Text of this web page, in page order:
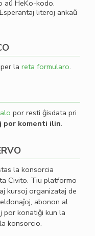
aŭ HeKo-kodo.
literoj ankaŭ
la reta formularo.
por resti ĝisdata pri
por komenti ilin.
la konsorcia
Civito. Tiu platformo
kursoj organizataj de
abonon al
por konatiĝi kun la
konsorcio.